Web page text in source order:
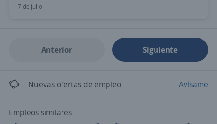
7 de julio
Anterior Siguiente
Nuevas ofertas de empleo Avísame
Empleos similares